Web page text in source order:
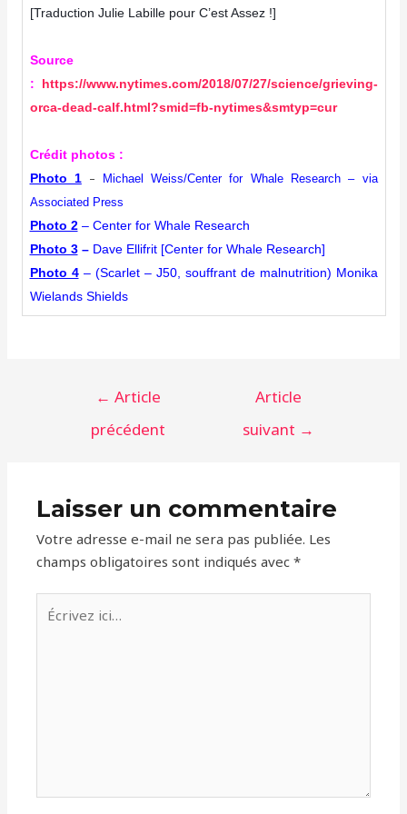
[Traduction Julie Labille pour C’est Assez !]
Source
:
https://www.nytimes.com/2018/07/27/science/grieving-
orca-dead-calf.html?smid=fb-nytimes&smtyp=cur
Crédit photos :
Photo 1 –
Michael Weiss/Center for Whale Research – via
Associated Press
Photo 2– Center for Whale Research
Photo 3– Dave Ellifrit [Center for Whale Research]
Photo 4 – (Scarlet – J50, souffrant de malnutrition) Monika
Wielands Shields
Navigation
l’article
← Article
précédent
Article
suivant →
Laisser un commentaire
Votre adresse e-mail ne sera pas publiée. Les
champs obligatoires sont indiqués avec*
Écrivez
ici…